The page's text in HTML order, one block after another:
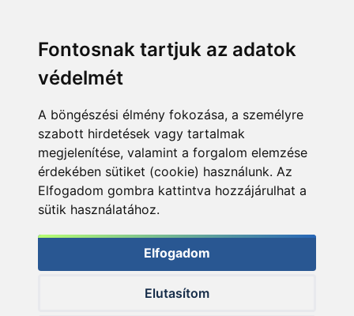
Fontosnak tartjuk az adatok
védelmét
A böngészési élmény fokozása, a személyre
szabott hirdetések vagy tartalmak
megjelenítése, valamint a forgalom elemzése
érdekében sütiket (cookie) használunk. Az
Elfogadom gombra kattintva hozzájárulhat a
sütik használatához.
Elfogadom
Elutasítom